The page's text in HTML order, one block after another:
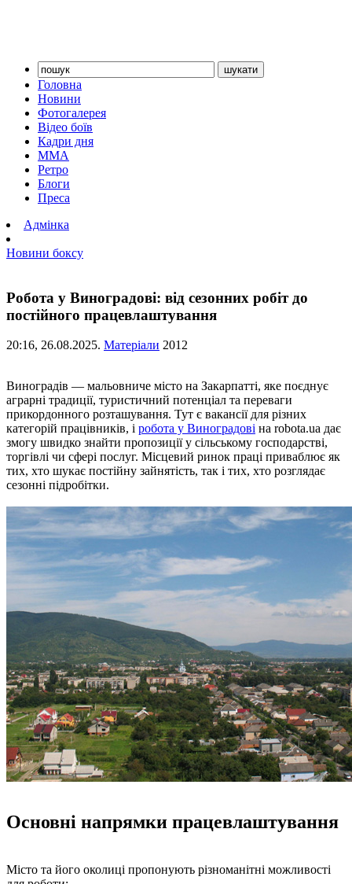
Головна
Новини
Фотогалерея
Відео боїв
Кадри дня
ММА
Ретро
Блоги
Преса
Адмінка
Новини боксу
Робота у Виноградові: від сезонних робіт до
постійного працевлаштування
20:16, 26.08.2025. Матеріали 2012
Виноградів — мальовниче місто на Закарпатті, яке поєднує
аграрні традиції, туристичний потенціал та переваги
прикордонного розташування. Тут є вакансії для різних
категорій працівників, і робота у Виноградові на robota.ua дає
змогу швидко знайти пропозиції у сільському господарстві,
торгівлі чи сфері послуг. Місцевий ринок праці приваблює як
тих, хто шукає постійну зайнятість, так і тих, хто розглядає
сезонні підробітки.
Основні напрямки працевлаштування
Місто та його околиці пропонують різноманітні можливості